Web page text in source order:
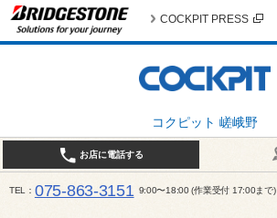
コクピット 嵯峨野
COCKPIT PRESS
お店に電話する
TEL 075-863-3151 9:00〜18:00 (作業受付 17:00まで)